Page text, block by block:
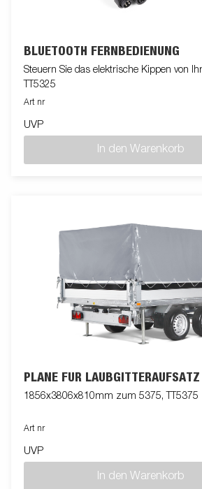
BLUETOOTH FERNBEDIENUNG
Steuern Sie das elektrische Kippen von
TT5325
Art nr
UVP
In den Warenkorb
PLANE FÜR
1856x3806x810mm zum 5375, TT5375
Art nr
UVP
In den Warenkorb